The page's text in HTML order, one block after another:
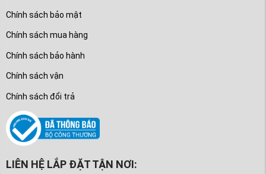
Chính sách bảo mật
Chính sách mua hàng
Chính sách bảo hành
Chính sách vận
Chính sách đổi trả
LIÊN HỆ LẮP ĐẶT TẬN NƠI: